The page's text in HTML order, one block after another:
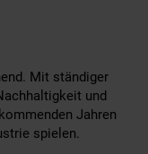
Mit ständiger
und
Jahren
spielen.